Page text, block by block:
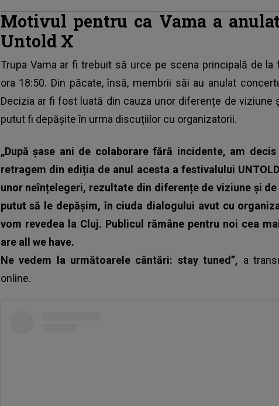
Motivul pentru ca Vama a
Untold X
Trupa Vama ar fi trebuit să urce pe scena principală de la
ora 18:50. Din păcate, însă, membrii săi au anulat
Decizia ar fi fost luată din cauza unor diferențe de viziune
putut fi depășite în urma discuțiilor cu organizatorii.
„După șase ani de colaborare fără incidente, am
retragem din ediția de anul acesta a festivalului
unor neînțelegeri, rezultate din diferențe de viziune și
putut să le depășim, în ciuda dialogului avut cu
vom revedea la Cluj. Publicul rămâne pentru noi cea
are all we have.
Ne vedem la următoarele cântări: stay tuned”, a
online.